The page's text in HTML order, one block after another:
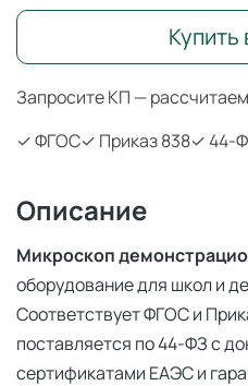
Запросите КП —
✓ ФГОС✓ Приказ 838✓ 44-
Купить
Описание
Микроскоп
оборудование для школ и
Соответствует ФГОС и
поставляется по 44-ФЗ с
сертификатами ЕАЭС и